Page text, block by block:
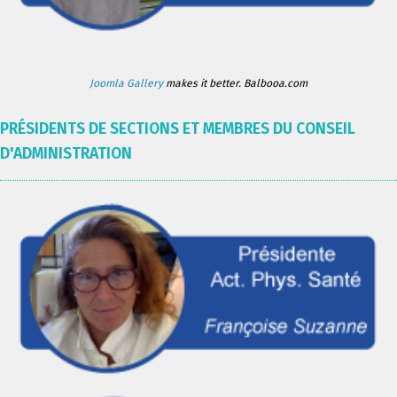
Joomla Gallerymakes it better. Balbooa.com
PRÉSIDENTS DE SECTIONS ET MEMBRES DU CONSEIL
D'ADMINISTRATION